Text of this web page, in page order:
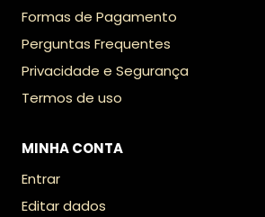
Formas de Pagamento
Perguntas Frequentes
Privacidade e Segurança
Termos de uso
MINHA CONTA
Entrar
Editar dados